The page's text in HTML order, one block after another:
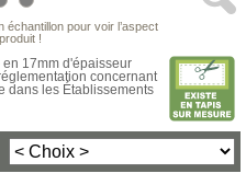
échantillon pour voir l’aspect
!
17mm d'épaisseur
concernant
dans les Établissements